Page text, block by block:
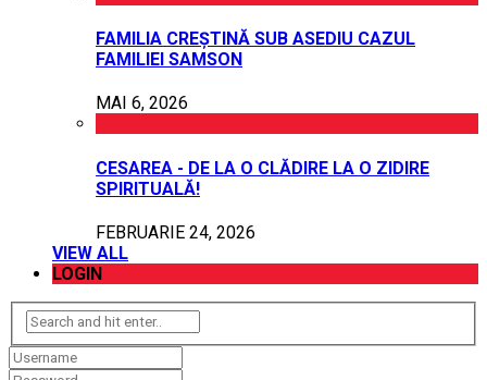
FAMILIA CREȘTINĂ SUB ASEDIU CAZUL
FAMILIEI SAMSON
MAI 6, 2026
CESAREA - DE LA O CLĂDIRE LA O ZIDIRE
SPIRITUALĂ!
FEBRUARIE 24, 2026
VIEW ALL
LOGIN